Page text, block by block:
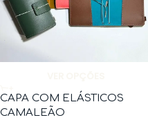
CAPA COM ELÁSTICOS
CAMALEÃO